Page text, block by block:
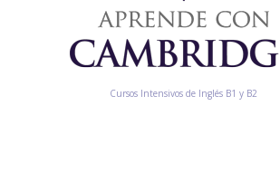
Cursos Intensivos de Inglés B1 y B2